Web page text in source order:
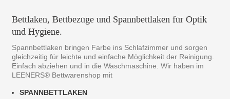
Bettlaken, Bettbezüge und Spannbettlaken für Optik
und Hygiene.
Spannbettlaken bringen Farbe ins Schlafzimmer und sorgen
gleichzeitig für leichte und einfache Möglichkeit der Reinigung.
Einfach abziehen und in die Waschmaschine. Wir haben im
LEENERS® Bettwarenshop mit
SPANNBETTLAKEN